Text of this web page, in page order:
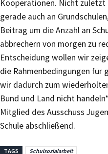
Kooperationen. Nicht
gerade auch an
Beitrag um die Anzahl an
abbrechern von morgen zu
Entscheidung wollen wir
die Rahmenbedingungen für
wir dadurch zum
Bund und Land nicht
Mitglied des Ausschuss
Schule abschließend.
TAGS Schulsozialarbeit